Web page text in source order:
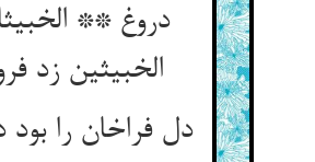
دروغ **
الخبیثین زد
دل فراخان را